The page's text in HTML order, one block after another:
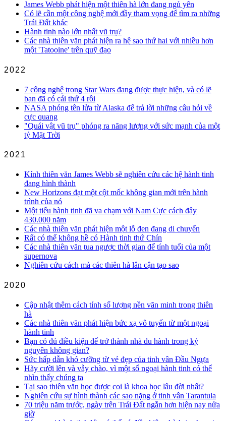
James Webb phát hiện một thiên hà lớn đang ngủ yên
Có lẽ cần một công nghệ mới đầy tham vọng để tìm ra những
Trái Đất khác
Hành tinh nào lớn nhất vũ trụ?
Các nhà thiên văn phát hiện ra hệ sao thứ hai với nhiều hơn
một 'Tatooine' trên quỹ đạo
2022
7 công nghệ trong Star Wars đang được thực hiện, và có lẽ
bạn đã có cái thứ 4 rồi
NASA phóng tên lửa từ Alaska để trả lời những câu hỏi về
cực quang
"Quái vật vũ trụ" phóng ra năng lượng với sức mạnh của một
tỷ Mặt Trời
2021
Kính thiên văn James Webb sẽ nghiên cứu các hệ hành tinh
đang hình thành
New Horizons đạt một cột mốc không gian mới trên hành
trình của nó
Một tiểu hành tinh đã va chạm với Nam Cực cách đây
430.000 năm
Các nhà thiên văn phát hiện một lỗ đen đang di chuyển
Rất có thể không hề có Hành tinh thứ Chín
Các nhà thiên văn tua ngược thời gian để tính tuổi của một
supernova
Nghiên cứu cách mà các thiên hà lân cận tạo sao
2020
Cập nhật thêm cách tính số lượng nền văn minh trong thiên
hà
Các nhà thiên văn phát hiện bức xạ vô tuyến từ một ngoại
hành tinh
Bạn có đủ điều kiện để trở thành nhà du hành trong kỷ
nguyên không gian?
Sức hấp dẫn khó cưỡng từ vẻ đẹp của tinh vân Đầu Ngựa
Hãy cười lên và vẫy chào, vì một số ngoại hành tinh có thể
nhìn thấy chúng ta
Tại sao thiên văn học được coi là khoa học lâu đời nhất?
Nghiên cứu sự hình thành các sao nặng ở tinh vân Tarantula
70 triệu năm trước, ngày trên Trái Đất ngắn hơn hiện nay nửa
giờ